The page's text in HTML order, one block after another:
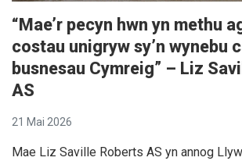
“Mae’r pecyn hwn yn methu
costau unigryw sy’n wynebu
busnesau Cymreig” – Liz
AS
21 Mai 2026
Mae Liz Saville Roberts AS yn annog